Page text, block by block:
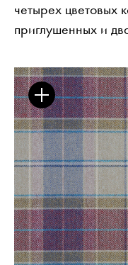
Дом в
Брошюры
рассылка
ISSUU
Pinterest
Youtube
четырех цветовых
приглушенных и